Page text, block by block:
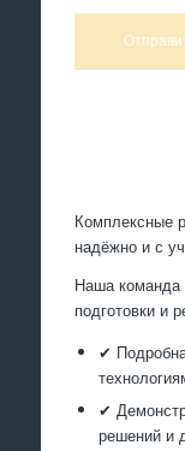
Комплексные
надёжно и с
Наша команда
подготовки и
✔
✔
решений и